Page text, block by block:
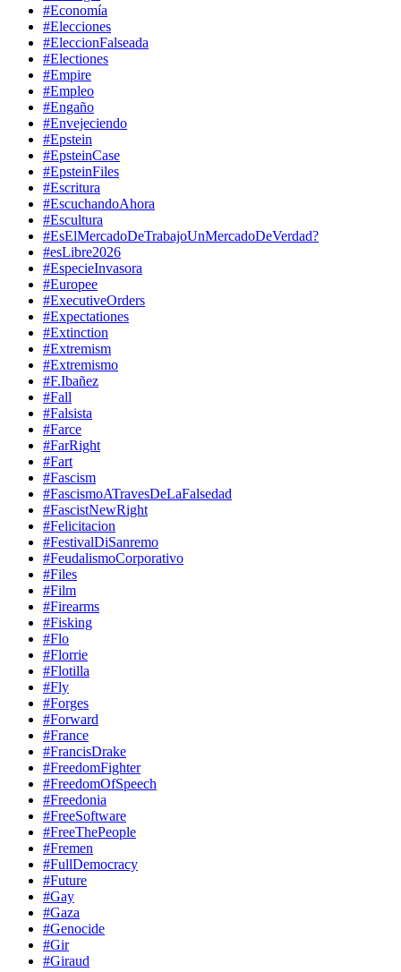
#Economía
#Elecciones
#EleccionFalseada
#Electiones
#Empire
#Empleo
#Engaño
#Envejeciendo
#Epstein
#EpsteinCase
#EpsteinFiles
#Escritura
#EscuchandoAhora
#Escultura
#EsElMercadoDeTrabajoUnMercadoDeVerdad?
#esLibre2026
#EspecieInvasora
#Europee
#ExecutiveOrders
#Expectationes
#Extinction
#Extremism
#Extremismo
#F.Ibañez
#Fall
#Falsista
#Farce
#FarRight
#Fart
#Fascism
#FascismoATravesDeLaFalsedad
#FascistNewRight
#Felicitacion
#FestivalDiSanremo
#FeudalismoCorporativo
#Files
#Film
#Firearms
#Fisking
#Flo
#Florrie
#Flotilla
#Fly
#Forges
#Forward
#France
#FrancisDrake
#FreedomFighter
#FreedomOfSpeech
#Freedonia
#FreeSoftware
#FreeThePeople
#Fremen
#FullDemocracy
#Future
#Gay
#Gaza
#Genocide
#Gir
#Giraud